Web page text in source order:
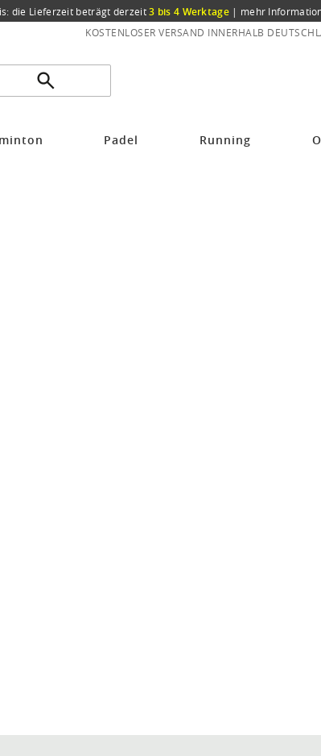
die Lieferzeit beträgt derzeit3 bis 4 Werktage | mehr
KOSTENLOSER VERSAND INNERHALB
Padel Running